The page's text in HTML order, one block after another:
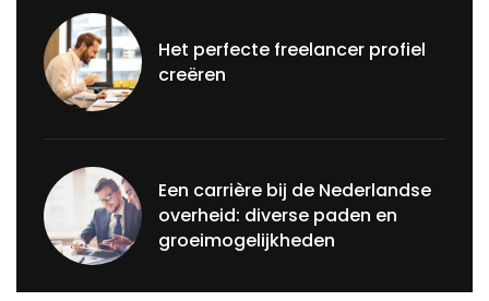
Het perfecte freelancer profiel
creëren
Een carrière bij de Nederlandse
overheid: diverse paden en
groeimogelijkheden